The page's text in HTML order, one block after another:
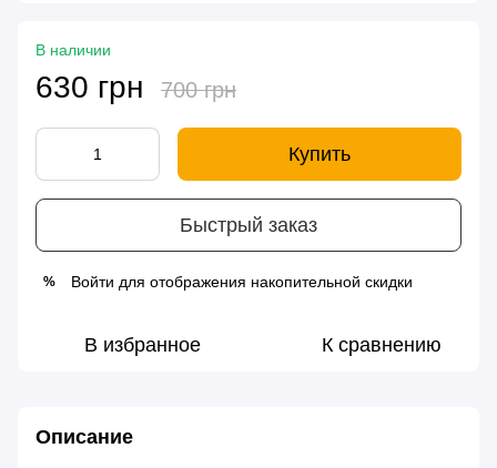
В наличии
630 грн 700 грн
Купить
Быстрый заказ
% Войти для отображения накопительной скидки
В избранное К сравнению
Описание